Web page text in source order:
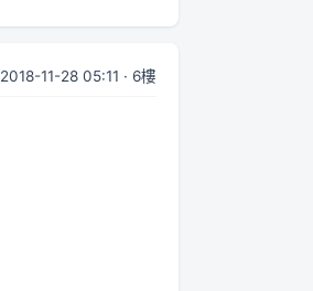
2018-11-28 05:11 · 6樓